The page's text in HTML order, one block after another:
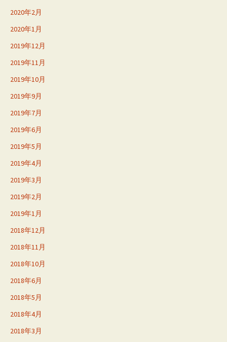
2020年2月
2020年1月
2019年12月
2019年11月
2019年10月
2019年9月
2019年7月
2019年6月
2019年5月
2019年4月
2019年3月
2019年2月
2019年1月
2018年12月
2018年11月
2018年10月
2018年6月
2018年5月
2018年4月
2018年3月